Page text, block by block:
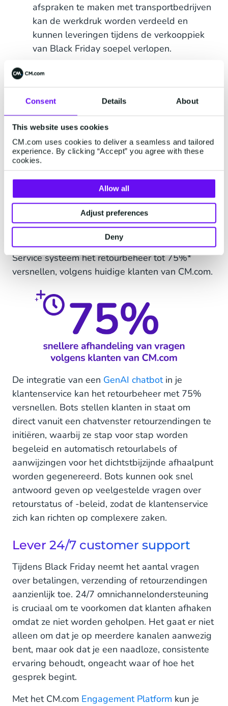
Consent Details About
This website uses cookies
CM.com uses cookies to deliver a seamless and tailored
experience. By clicking “Accept” you agree with these
cookies.
Allow all
Adjust preferences
Deny
afspraken te maken met transportbedrijven
kan de werkdruk worden verdeeld en
kunnen leveringen tijdens de verkooppiek
van Black Friday soepel verlopen.
Soepele retourzendingen:
retourzendingen is een cruciaal en vaak
lastig aspect na de aankoop, vooral tijdens
evenementen zoals Black Friday. Het
aanbieden van een snel en eenvoudig
retourproces is essentieel voor de
klanttevredenheid. Zorg voor duidelijke,
toegankelijke communicatie op je site over
het retourbeleid, inclusief beschikbare
retouropties, tijdlijnen en te volgen stappen.
Naast het gebruik van geautomatiseerde
meldingen tijdens het hele retourproces, kan het
integreren van een chatbot in je Customer
Service systeem het retourbeheer tot 75%*
versnellen, volgens huidige klanten van CM.com.
De integratie van een GenAI chatbotin je
klantenservice kan het retourbeheer met 75%
versnellen. Bots stellen klanten in staat om
direct vanuit een chatvenster retourzendingen te
initiëren, waarbij ze stap voor stap worden
begeleid en automatisch retourlabels of
aanwijzingen voor het dichtstbijzijnde afhaalpunt
worden gegenereerd. Bots kunnen ook snel
antwoord geven op veelgestelde vragen over
retourstatus of -beleid, zodat de klantenservice
zich kan richten op complexere zaken.
Lever 24/7 customer support
Tijdens Black Friday neemt het aantal vragen
over betalingen, verzending of retourzendingen
aanzienlijk toe. 24/7 omnichannelondersteuning
is cruciaal om te voorkomen dat klanten afhaken
omdat ze niet worden geholpen. Het gaat er niet
alleen om dat je op meerdere kanalen aanwezig
bent, maar ook dat je een naadloze, consistente
ervaring behoudt, ongeacht waar of hoe het
gesprek begint.
Met het CM.com Engagement Platform kun je